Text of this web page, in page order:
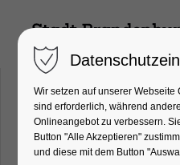
Bildung, Vortrag, Verein
Wir setzen auf unserer
sind erforderlich, während
Onlineangebot zu verbessern.
Button "Alle Akzeptieren"
und diese mit dem Button